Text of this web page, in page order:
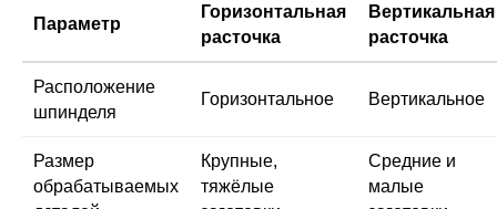
Параметр
Горизонтальная
расточка
Вертикальная
расточка
Расположение
шпинделя
Горизонтальное Вертикальное
Размер
обрабатываемых
Крупные,
тяжёлые
Средние и
малые